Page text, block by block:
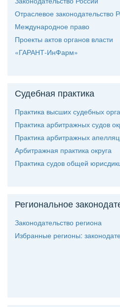
Отраслевое законодательство
Международное право
Проекты актов органов власти
«ГАРАНТ-ИнФарм»
Судебная практика
Практика высших судебных
Практика арбитражных судов
Практика арбитражных
Арбитражная практика округа
Практика судов общей
Региональное
Законодательство региона
Избранные регионы: